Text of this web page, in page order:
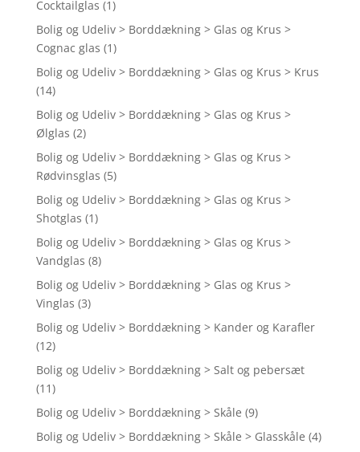
Cocktailglas (1)
Bolig og Udeliv > Borddækning > Glas og Krus >
Cognac glas (1)
Bolig og Udeliv > Borddækning > Glas og Krus > Krus
(14)
Bolig og Udeliv > Borddækning > Glas og Krus >
Ølglas (2)
Bolig og Udeliv > Borddækning > Glas og Krus >
Rødvinsglas (5)
Bolig og Udeliv > Borddækning > Glas og Krus >
Shotglas (1)
Bolig og Udeliv > Borddækning > Glas og Krus >
Vandglas (8)
Bolig og Udeliv > Borddækning > Glas og Krus >
Vinglas (3)
Bolig og Udeliv > Borddækning > Kander og Karafler
(12)
Bolig og Udeliv > Borddækning > Salt og pebersæt
(11)
Bolig og Udeliv > Borddækning > Skåle (9)
Bolig og Udeliv > Borddækning > Skåle > Glasskåle (4)